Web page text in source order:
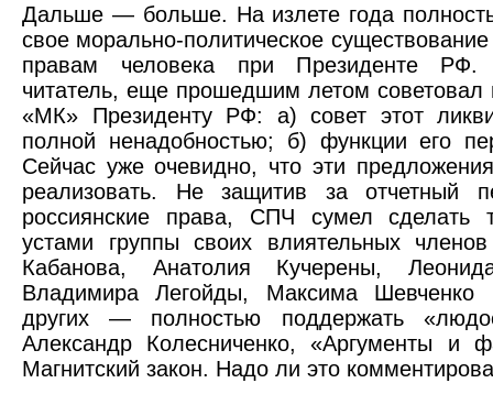
Дальше — больше. На излете года
свое морально-политическое
правам человека при Президенте
читатель, еще прошедшим летом советовал
«МК» Президенту РФ: а) совет этот
полной ненадобностью; б) функции его
Сейчас уже очевидно, что эти
реализовать. Не защитив за отчетный
россиянские права, СПЧ сумел сделать
устами группы своих влиятельных
Кабанова, Анатолия Кучерены,
Владимира Легойды, Максима Шевченко
других — полностью поддержать
Александр Колесниченко, «Аргументы и
Магнитский закон. Надо ли это